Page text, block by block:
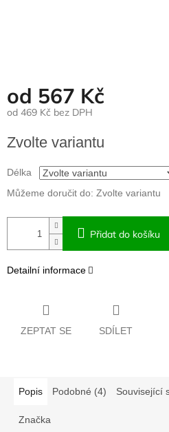
od 567 Kč
od 469 Kč bez DPH
cena:
Zvolte variantu
Délka
Můžeme doručit do: Zvolte variantu
Přidat do košíku
Detailní informace
ZEPTAT SE SDÍLET
Popis Podobné (4) Související
Značka